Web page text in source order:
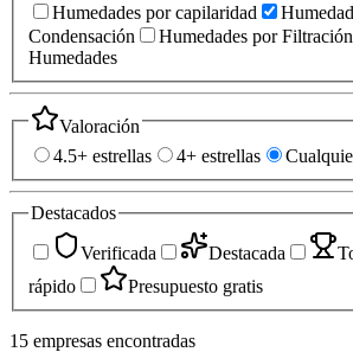
Humedades por capilaridad
Condensación
Humedades por
Humedades
Valoración
4.5+ estrellas
4+ estrellas
Destacados
Verificada
Destacada
rápido
Presupuesto gratis
15 empresas encontradas